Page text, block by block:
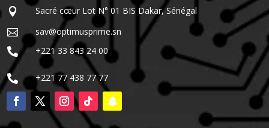
 Sacré cœur Lot N° 01 BIS Dakar, Sénégal
 sav@optimusprime.sn
 +221 33 843 24 00
 +221 77 438 77 77